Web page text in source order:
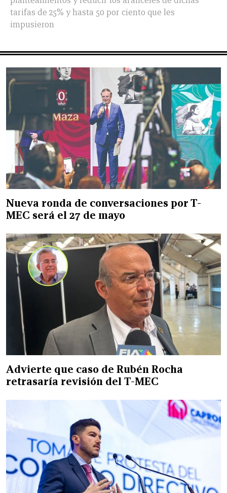
tarifas de 25% y hasta 50 por ciento que les
impusieron
Nueva ronda de conversaciones por T-
MEC será el 27 de mayo
Advierte que caso de Rubén Rocha
retrasaría revisión del T-MEC